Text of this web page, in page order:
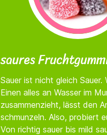
saures
Sauer ist nicht gleich Sauer.
Einen alles an Wasser im
zusammenzieht, lässt den
schmunzeln. Also, probiert
Von richtig sauer bis mild